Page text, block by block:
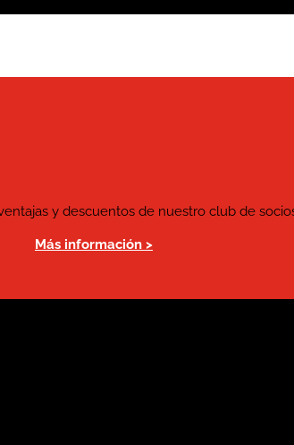
y descuentos de nuestro club de
Más información >